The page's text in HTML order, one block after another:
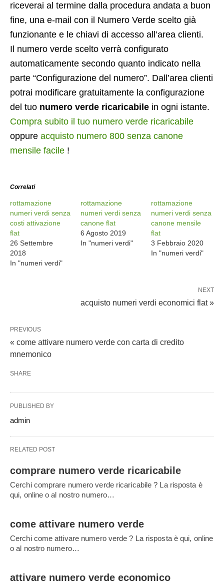
riceverai al termine dalla procedura andata a buon
fine, una e-mail con il Numero Verde scelto già
funzionante e le chiavi di accesso all’area clienti.
Il numero verde scelto verrà configurato
automaticamente secondo quanto indicato nella
parte “Configurazione del numero”. Dall’area clienti
potrai modificare gratuitamente la configurazione
del tuo numero verde ricaricabile in ogni istante.
Compra subito il tuo numero verde ricaricabile
oppure acquisto numero 800 senza canone
mensile facile !
Correlati
rottamazione
numeri verdi senza
costi attivazione
flat
26 Settembre
2018
In "numeri verdi"
rottamazione
numeri verdi senza
canone flat
6 Agosto 2019
In "numeri verdi"
rottamazione
numeri verdi senza
canone mensile
flat
3 Febbraio 2020
In "numeri verdi"
NEXT
acquisto numeri verdi economici flat »
PREVIOUS
« come attivare numero verde con carta di credito
mnemonico
SHARE
PUBLISHED BY
admin
RELATED POST
comprare numero verde ricaricabile
Cerchi comprare numero verde ricaricabile ? La risposta è
qui, online o al nostro numero…
come attivare numero verde
Cerchi come attivare numero verde ? La risposta è qui, online
o al nostro numero…
attivare numero verde economico